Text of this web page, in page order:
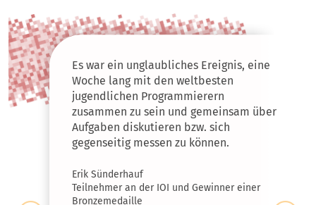
Es war ein unglaubliches Ereignis, eine
Woche lang mit den weltbesten
jugendlichen Programmierern
zusammen zu sein und gemeinsam über
Aufgaben diskutieren bzw. sich
gegenseitig messen zu können.
Erik Sünderhauf
Teilnehmer an der IOI und Gewinner einer
Bronzemedaille